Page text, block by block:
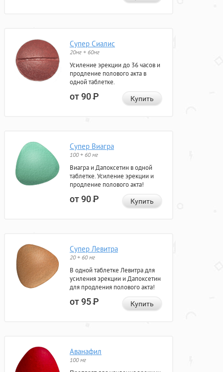
Супер Сиалис
20мг + 60мг
Усиление эрекции до 36 часов и
продление полового акта в
одной таблетке.
от 90Р Купить
Супер Виагра
100 + 60 мг
Виагра и Дапоксетин в одной
таблетке. Усиление эрекции и
продление полового акта!
от 90Р Купить
Супер Левитра
20 + 60 мг
В одной таблетке Левитра для
усиления эрекции и Дапоксетин
для продления полового акта!
от 95Р Купить
Аванафил
100 мг